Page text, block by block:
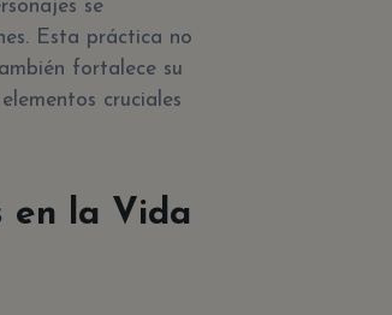
se
Esta práctica no
fortalece su
cruciales
en la Vida